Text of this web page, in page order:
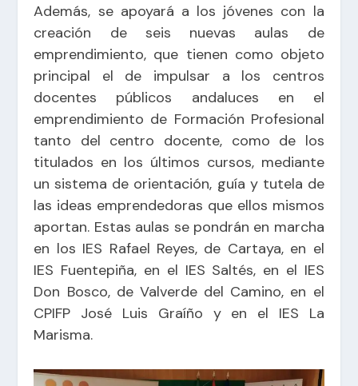
Además, se apoyará a los jóvenes con la
creación de seis nuevas aulas de
emprendimiento, que tienen como objeto
principal el de impulsar a los centros
docentes públicos andaluces en el
emprendimiento de Formación Profesional
tanto del centro docente, como de los
titulados en los últimos cursos, mediante
un sistema de orientación, guía y tutela de
las ideas emprendedoras que ellos mismos
aportan. Estas aulas se pondrán en marcha
en los IES Rafael Reyes, de Cartaya, en el
IES Fuentepiña, en el IES Saltés, en el IES
Don Bosco, de Valverde del Camino, en el
CPIFP José Luis Graíño y en el IES La
Marisma.